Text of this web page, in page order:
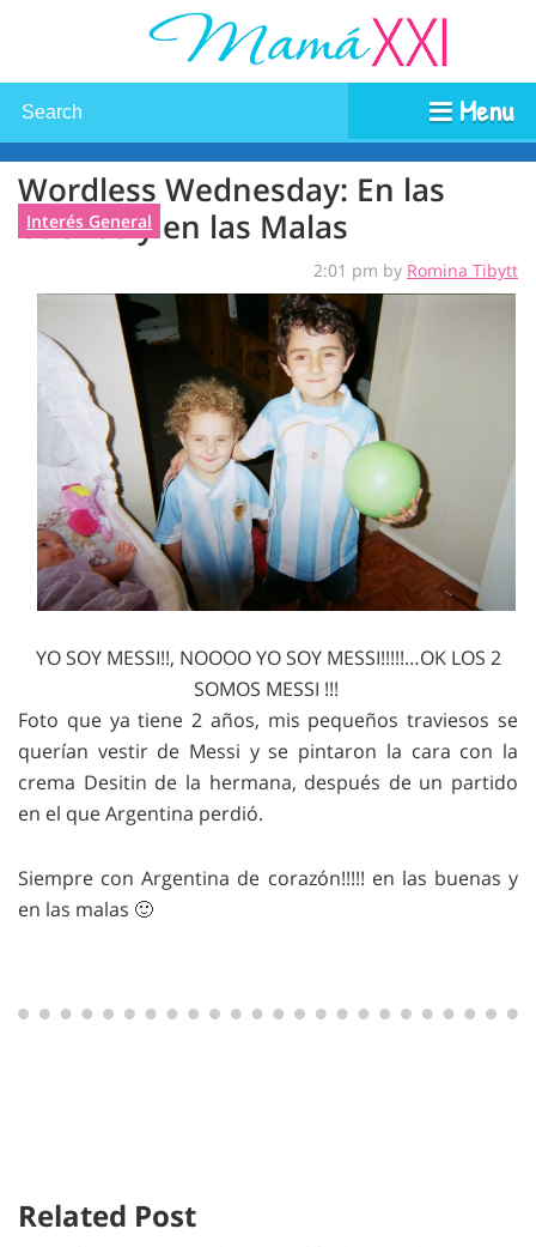
Menu
Wordless Wednesday: En las
buenas y en las Malas
Interés General
2:01 pm by Romina Tibytt
YO SOY MESSI!!, NOOOO YO SOY MESSI!!!!!…OK LOS 2
SOMOS MESSI !!!
Foto que ya tiene 2 años, mis pequeños traviesos se
querían vestir de Messi y se pintaron la cara con la
crema Desitin de la hermana, después de un partido
en el que Argentina perdió.
Siempre con Argentina de corazón!!!!! en las buenas y
en las malas 🙂
Related Post